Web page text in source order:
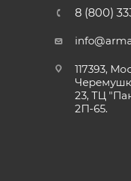
8 (800)
117393,
23, ТЦ
2П-65.